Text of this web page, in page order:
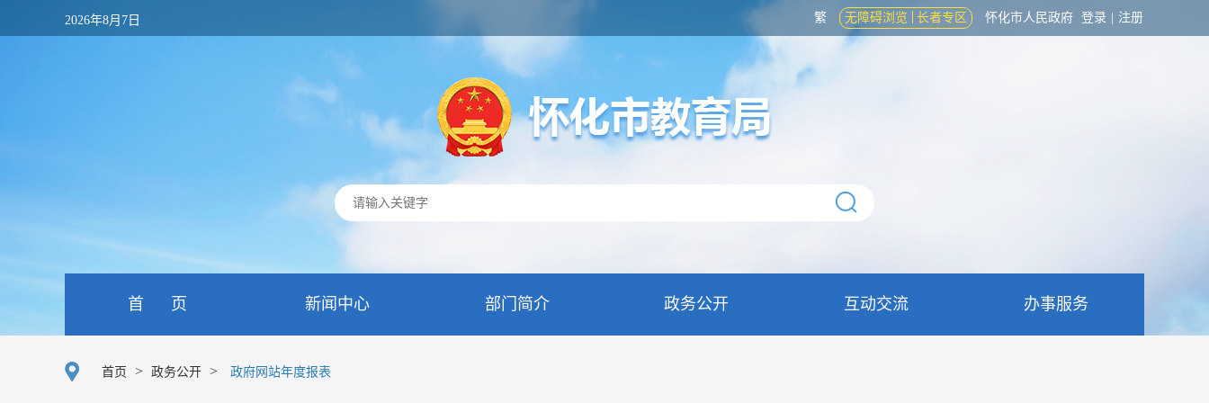
2026年8月7日 繁 无障碍浏览 长者专区 怀化市人民政府 登录 注册
首 页 新闻中心 部门简介 政务公开 互动交流 办事服务
首页 > 政务公开 > 政府网站年度报表